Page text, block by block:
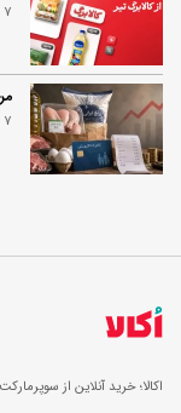
7 مرداد 1405
7 مرداد 1405
اکالا؛ خرید آنلاین از